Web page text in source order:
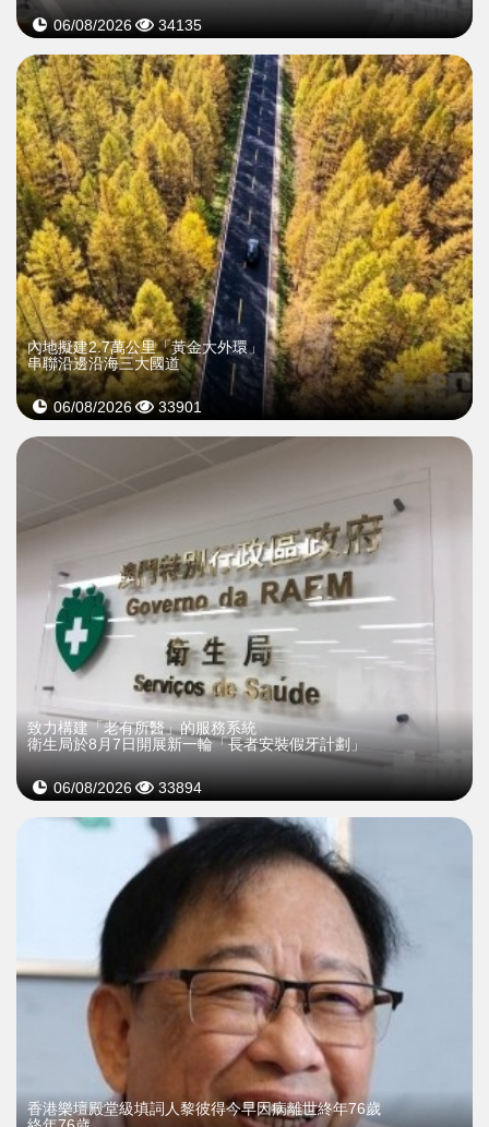
06/08/2026 34135
內地擬建2.7萬公里「黃金大外環」
串聯沿邊沿海三大國道
06/08/2026 33901
致力構建「老有所醫」的服務系統
衛生局於8月7日開展新一輪「長者安裝假牙計劃」
06/08/2026 33894
​香港樂壇殿堂級填詞人黎彼得今早因病離世終年76歲